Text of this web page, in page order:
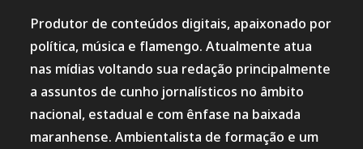
Produtor de conteúdos digitais, apaixonado por
política, música e flamengo. Atualmente atua
nas mídias voltando sua redação principalmente
a assuntos de cunho jornalísticos no âmbito
nacional, estadual e com ênfase na baixada
maranhense. Ambientalista de formação e um